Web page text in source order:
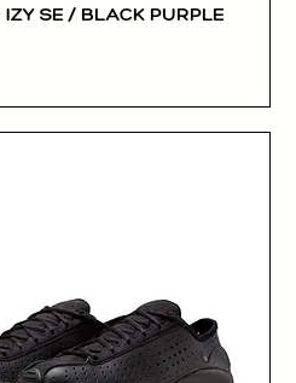
快速瀏覽
IZY SE / BLACK PURPLE